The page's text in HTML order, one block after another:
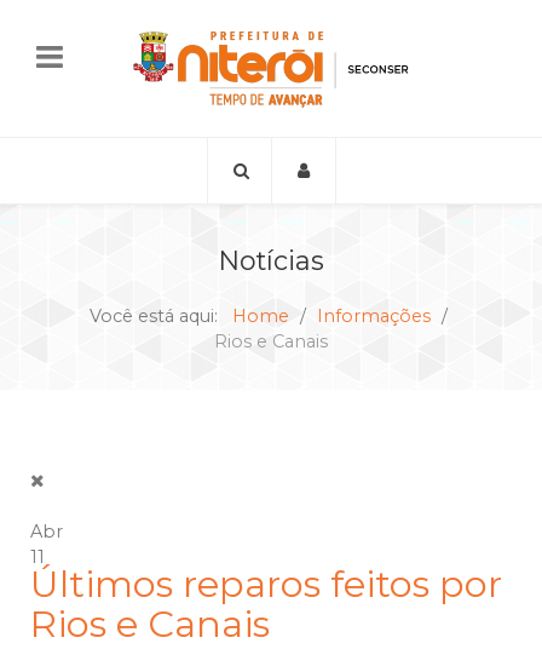
Notícias
Você está aqui: Home
Informações
Rios e Canais
Abr
11
Últimos reparos feitos por
Rios e Canais